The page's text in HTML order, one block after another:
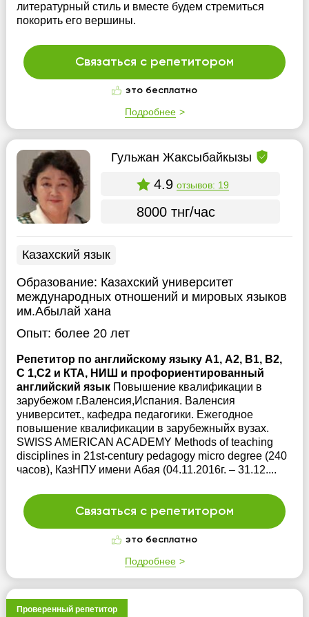
литературный стиль и вместе будем стремиться
покорить его вершины.
Связаться с репетитором
это бесплатно
Подробнее
Гульжан Жаксыбайкызы
4.9 отзывов: 19
8000 тнг/час
Казахский язык
Образование: Казахский университет
международных отношений и мировых языков
им.Абылай хана
Опыт: более 20 лет
Репетитор по английскому языку А1, А2, В1, В2,
С 1,С2 и КТА, НИШ и профориентированный
английский язык Повышение квалификации в
зарубежом г.Валенсия,Испания. Валенсия
университет., кафедра педагогики. Ежегодное
повышение квалификации в зарубежныйх вузах.
SWISS AMERICAN ACADEMY Methods of teaching
disciplines in 21st-century pedagogy micro degree (240
часов), КазНПУ имени Абая (04.11.2016г. – 31.12....
Связаться с репетитором
это бесплатно
Подробнее
Проверенный репетитор